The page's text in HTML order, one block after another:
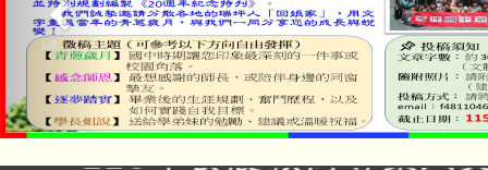
淨零綠生活教案入校路
會
115年食農教育專業人